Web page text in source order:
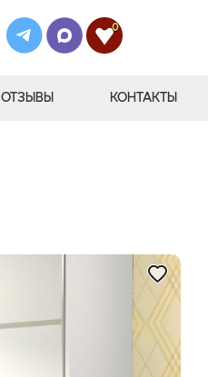
0
ОТЗЫВЫ КОНТАКТЫ